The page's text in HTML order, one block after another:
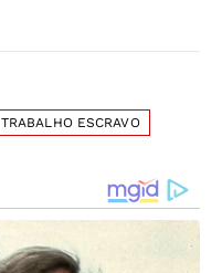
TRABALHO ESCRAVO